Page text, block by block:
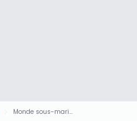
Monde sous-marin de Langkawi